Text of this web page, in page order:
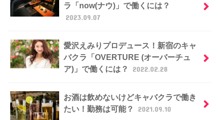
ラ「now(ナウ)」で働くには？
2023.09.07
愛沢えみりプロデュース！新宿のキャ
バクラ「OVERTURE (オーバーチュ
ア)」で働くには？
2022.02.28
お酒は飲めないけどキャバクラで働き
たい！勤務は可能？
2021.09.10